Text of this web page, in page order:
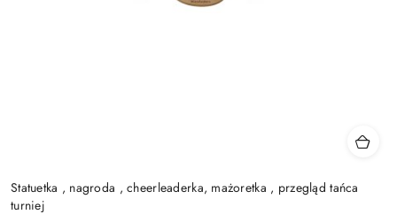
Statuetka , nagroda , cheerleaderka, mażoretka , przegląd tańca
turniej